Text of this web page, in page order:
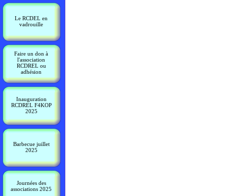
Le RCDEL en
vadrouille
Faire un don à
l'association
RCDREL ou
adhésion
Inauguration
RCDREL F4KOP
2025
Barbecue juillet
2025
Journées des
associations 2025